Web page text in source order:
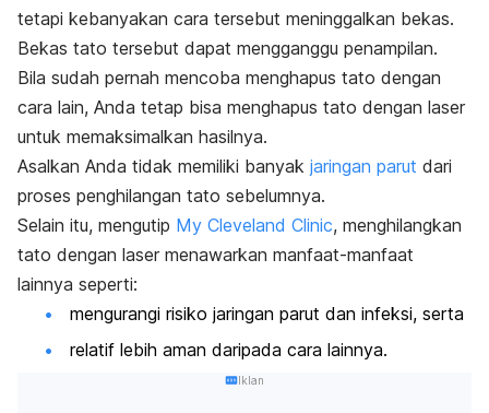
tetapi kebanyakan cara tersebut meninggalkan bekas.
Bekas tato tersebut dapat mengganggu penampilan.
Bila sudah pernah mencoba menghapus tato dengan
cara lain, Anda tetap bisa menghapus tato dengan laser
untuk memaksimalkan hasilnya.
Asalkan Anda tidak memiliki banyak jaringan parut dari
proses penghilangan tato sebelumnya.
Selain itu, mengutip My Cleveland Clinic, menghilangkan
tato dengan laser menawarkan manfaat-manfaat
lainnya seperti:
mengurangi risiko jaringan parut dan infeksi, serta
relatif lebih aman daripada cara lainnya.
Iklan